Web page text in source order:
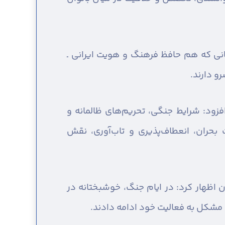
که هم حافظ فرهنگ و هویت ایرانی ـ
دارند.
شرایط جنگی، تحریم‌های ظالمانه و
انعطاف‌پذیری و تاب‌آوری، نقش
اظهار کرد: در ایام جنگ، خوشبختانه در
به فعالیت خود ادامه دادند.